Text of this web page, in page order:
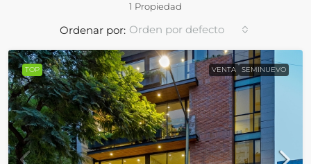
1 Propiedad
Ordenar por: Orden por defecto
TOP VENTA SEMINUEVO